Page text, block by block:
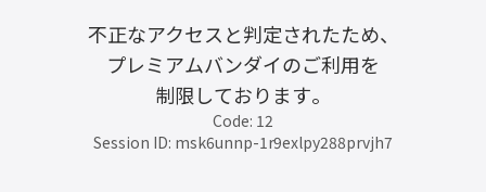
不正なアクセスと判定されたため、
プレミアムバンダイのご利用を
制限しております。
Code: 12
Session ID: msk6unnp-1r9exlpy288prvjh7